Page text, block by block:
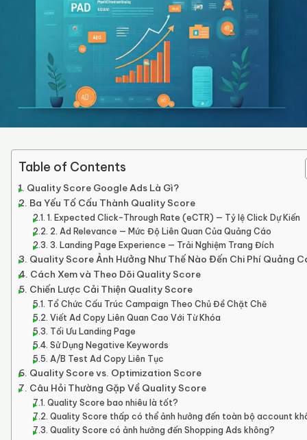
Table of Contents
Quality Score Google Ads Là Gì?
Ba Yếu Tố Cấu Thành Quality Score
1. Expected Click-Through Rate (eCTR) — Tỷ lệ Click Dự Kiến
2. Ad Relevance — Mức Độ Liên Quan Của Quảng Cáo
3. Landing Page Experience — Trải Nghiệm Trang Đích
Quality Score Ảnh Hưởng Như Thế Nào Đến Chi Phí Quảng
Cách Xem và Theo Dõi Quality Score
Chiến Lược Cải Thiện Quality Score
Tổ Chức Cấu Trúc Campaign Theo Chủ Đề Chặt Chẽ
Viết Ad Copy Liên Quan Cao Với Từ Khóa
Tối Ưu Landing Page
Sử Dụng Negative Keywords
A/B Test Ad Copy Liên Tục
Quality Score vs. Optimization Score
Câu Hỏi Thường Gặp Về Quality Score
Quality Score bao nhiêu là tốt?
Quality Score thấp có thể ảnh hưởng đến toàn bộ account
Quality Score có ảnh hưởng đến Shopping Ads không?